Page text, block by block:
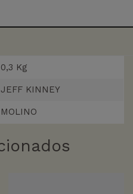
0,3 Kg
JEFF KINNEY
MOLINO